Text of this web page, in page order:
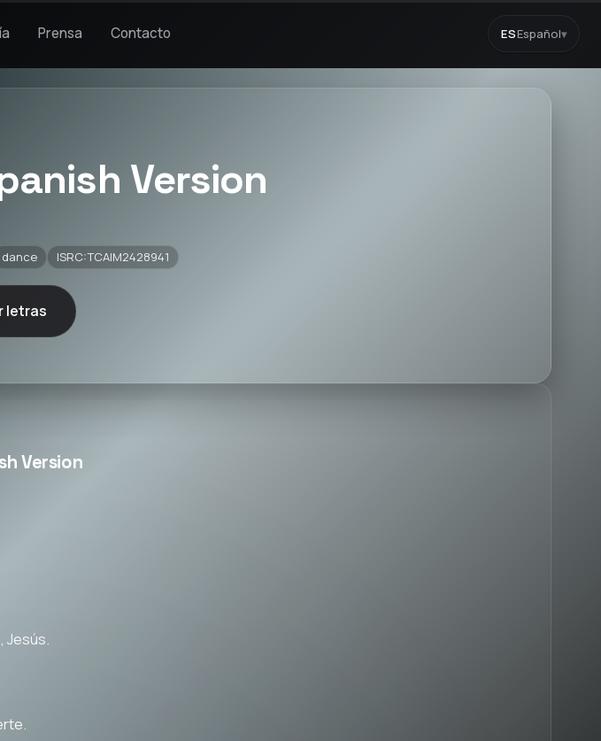
Prensa Contacto ESEspañol▾
Version
dance ISRC:TCAIM2428941
letras
Version
Jesús.